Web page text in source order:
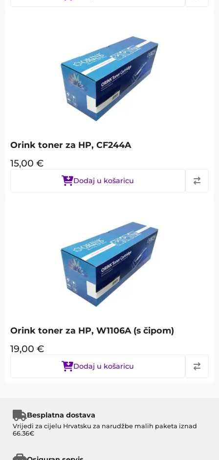
Orink toner za HP, CF244A
15,00 €
Dodaj u košaricu
Orink toner za HP, W1106A (s čipom)
19,00 €
Dodaj u košaricu
Besplatna dostava
Vrijedi za cijelu Hrvatsku za narudžbe malih paketa iznad
66.36€